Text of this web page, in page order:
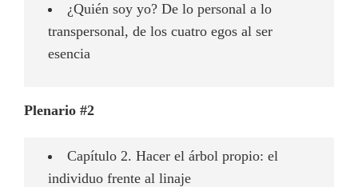
¿Quién soy yo? De lo personal a lo
transpersonal, de los cuatro egos al ser
esencia
Plenario #2
Capítulo 2. Hacer el árbol propio: el
individuo frente al linaje